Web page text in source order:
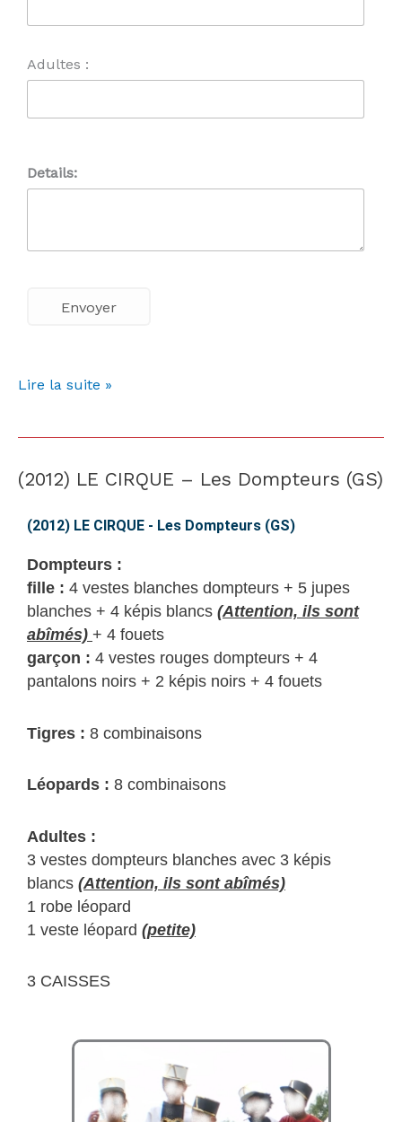
Adultes :
Details:
Lire la suite »
(2012) LE CIRQUE – Les Dompteurs (GS)
(2012) LE CIRQUE - Les Dompteurs (GS)
Dompteurs :
fille : 4 vestes blanches dompteurs + 5 jupes
blanches + 4 képis blancs (Attention, ils sont
abîmés) + 4 fouets
garçon : 4 vestes rouges dompteurs + 4
pantalons noirs + 2 képis noirs + 4 fouets
Tigres : 8 combinaisons
Léopards : 8 combinaisons
Adultes :
3 vestes dompteurs blanches avec 3 képis
blancs (Attention, ils sont abîmés)
1 robe léopard
1 veste léopard (petite)
3 CAISSES
(2012)
CIRQUE
Les
Dompteurs
(GS)